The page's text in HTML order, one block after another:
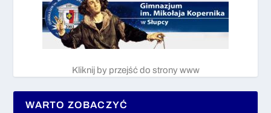
Kliknij by przejść do strony www
WARTO ZOBACZYĆ